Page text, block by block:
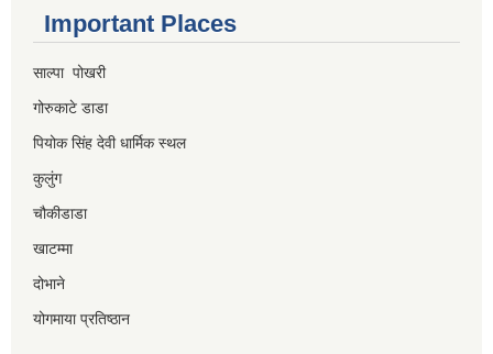
Important Places
साल्पा पोखरी
गोरुकाटे डाडा
पियोक सिंह देवी धार्मिक स्थल
कुलुंग
चौकीडाडा
खाटम्मा
दोभाने
योगमाया प्रतिष्ठान